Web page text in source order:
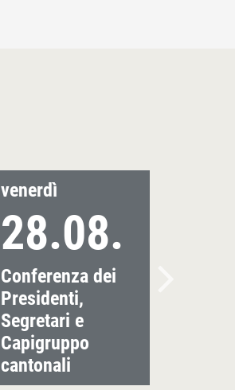
venerdì
28.08.
Conferenza dei
Presidenti,
Segretari e
Capigruppo
cantonali